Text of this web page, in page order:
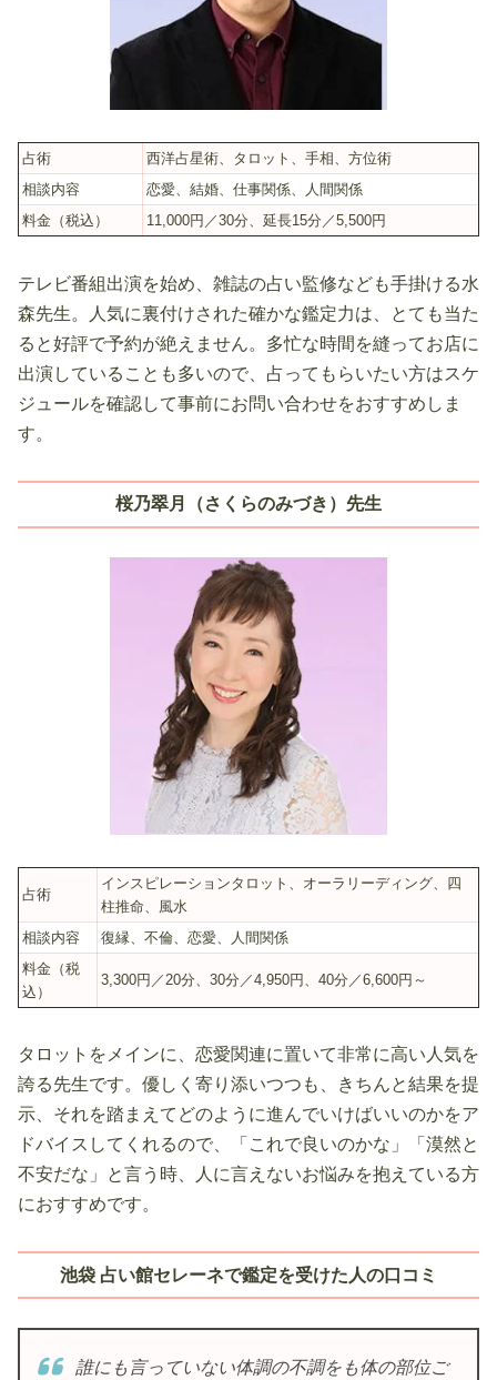
占術
西洋占星術、タロット、手相、方位術
相談内容
恋愛、結婚、仕事関係、人間関係
料金（税込）
11,000円／30分、延長15分／5,500円
テレビ番組出演を始め、雑誌の占い監修なども手掛ける水
森先生。人気に裏付けされた確かな鑑定力は、とても当た
ると好評で予約が絶えません。多忙な時間を縫ってお店に
出演していることも多いので、占ってもらいたい方はスケ
ジュールを確認して事前にお問い合わせをおすすめしま
す。
桜乃翠月（さくらのみづき）先生
占術
インスピレーションタロット、オーラリーディング、四
柱推命、風水
相談内容
復縁、不倫、恋愛、人間関係
料金（税
込）
3,300円／20分、30分／4,950円、40分／6,600円～
タロットをメインに、恋愛関連に置いて非常に高い人気を
誇る先生です。優しく寄り添いつつも、きちんと結果を提
示、それを踏まえてどのように進んでいけばいいのかをア
ドバイスしてくれるので、「これで良いのかな」「漠然と
不安だな」と言う時、人に言えないお悩みを抱えている方
におすすめです。
池袋 占い館セレーネで鑑定を受けた人の口コミ
誰にも言っていない体調の不調をも体の部位ご